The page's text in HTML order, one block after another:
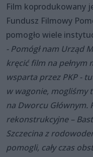
Film koprodukowany
Fundusz Filmowy
pomogło wiele
- Pomógł nam Urząd
kręcić film na pełnym
wsparta przez PKP -
w wagonie, mogliśmy
na Dworcu Głównym.
rekonstrukcyjne –
Szczecina z
pomogli, cały czas